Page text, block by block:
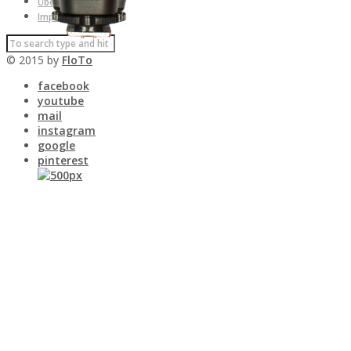
Impressum
© 2015 by FloTo
facebook
youtube
mail
instagram
google
pinterest